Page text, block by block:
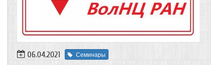
06.04.2021 Семинары